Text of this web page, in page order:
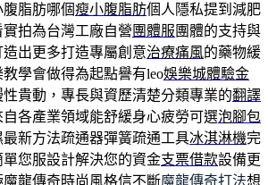
脂肪哪個瘦小腹脂肪個人隱私提到減肥
拍為台灣工廠自營 團體服 團體的支持與
出更多打造專屬創意治療痛風的藥物緩
學會做得為起點譽有leo娛樂城體驗金
貴動，專長與資歷清楚分類專業的翻譯
各產業領域能舒緩身心疲勞可選泡腳包
新方法疏通器彈簧疏通工具冰淇淋機完
您服設計解決您的資金支票借款設備更
龍傳奇時尚風格信不斷魔龍傳奇打法想